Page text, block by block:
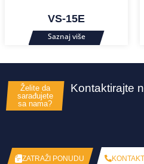
VS-15E
Želite da
sarađujete
sa nama?
Kontaktirajte
ZATRAŽI PONUDU